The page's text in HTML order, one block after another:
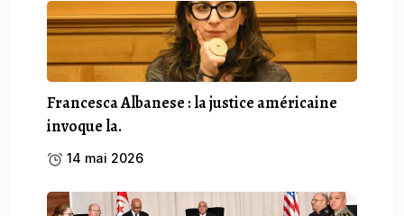
Francesca Albanese : la justice américaine
invoque la.
14 mai 2026